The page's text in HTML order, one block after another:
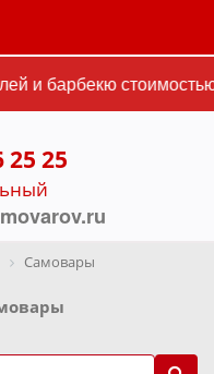
и барбекю
25 25
Самовары